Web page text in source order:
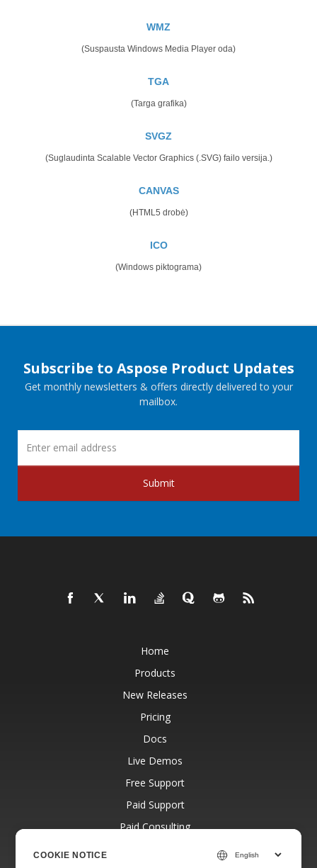
WMZ
(Suspausta Windows Media Player oda)
TGA
(Targa grafika)
SVGZ
(Suglaudinta Scalable Vector Graphics (.SVG) failo versija.)
CANVAS
(HTML5 drobė)
ICO
(Windows piktograma)
Subscribe to Aspose Product Updates
Get monthly newsletters & offers directly delivered to your
mailbox.
Submit
Home
Products
New Releases
Pricing
Docs
Live Demos
Free Support
Paid Support
Paid Consulting
COOKIE NOTICE